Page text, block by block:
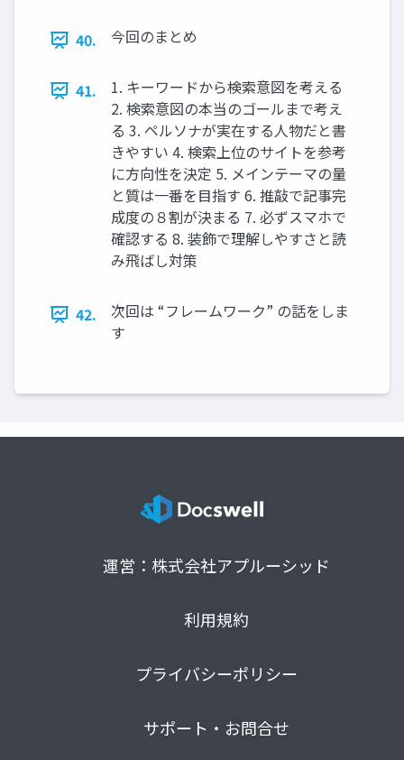
40. 今回のまとめ
41.
1. キーワードから検索意図を考える
2. 検索意図の本当のゴールまで考え
る 3. ペルソナが実在する人物だと書
きやすい 4. 検索上位のサイトを参考
に方向性を決定 5. メインテーマの量
と質は一番を目指す 6. 推敲で記事完
成度の８割が決まる 7. 必ずスマホで
確認する 8. 装飾で理解しやすさと読
み飛ばし対策
42.
次回は “フレームワーク” の話をしま
す
運営：株式会社アプルーシッド
利用規約
プライバシーポリシー
サポート・お問合せ